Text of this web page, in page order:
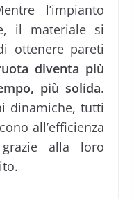
l’impianto
il materiale si
ottenere pareti
diventa più
più solida.
dinamiche, tutti
all’efficienza
alla loro